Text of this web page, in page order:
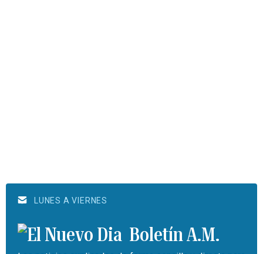
LUNES A VIERNES
Boletín A.M.